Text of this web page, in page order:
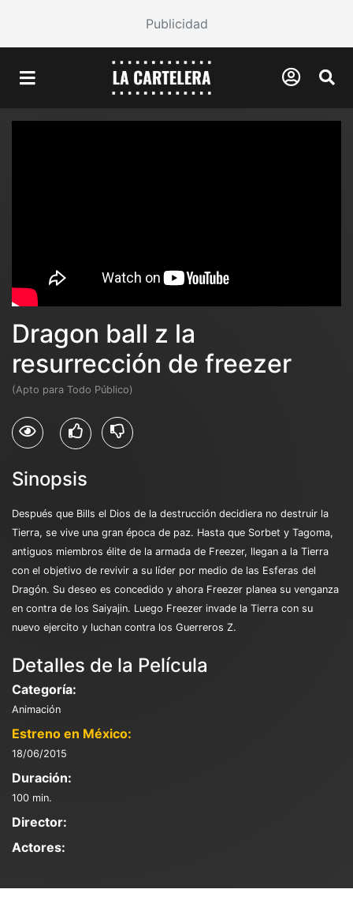
Publicidad
Dragon ball z la
resurrección de freezer
(Apto para Todo Público)
Sinopsis
Después que Bills el Dios de la destrucción decidiera no destruir la
Tierra, se vive una gran época de paz. Hasta que Sorbet y Tagoma,
antiguos miembros élite de la armada de Freezer, llegan a la Tierra
con el objetivo de revivir a su líder por medio de las Esferas del
Dragón. Su deseo es concedido y ahora Freezer planea su venganza
en contra de los Saiyajin. Luego Freezer invade la Tierra con su
nuevo ejercito y luchan contra los Guerreros Z.
Detalles de la Película
Categoría:
Animación
Estreno en México:
18/06/2015
Duración:
100 min.
Director:
Actores: